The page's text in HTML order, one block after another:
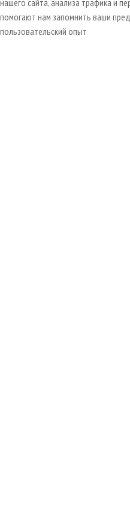
нашего сайта, анализа трафика и
помогают нам запомнить ваши
пользовательский опыт